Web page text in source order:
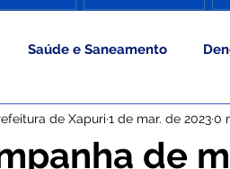
Saúde e Saneamento
Cultura Esporte e Lazer
de
de Xapuri 1 de mar. de 20230